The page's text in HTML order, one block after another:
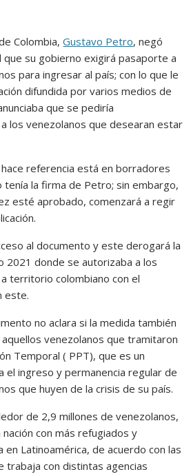
Colombia,Gustavo Petro, negó
su gobierno exigirá pasaporte a
para ingresar al país; con lo que le
difundida por varios medios de
que se pediría
los venezolanos que desearan estar
referencia está en borradores
tenía la firma de Petro; sin embargo,
esté aprobado, comenzará a regir
al documento y este derogará la
2021 donde se autorizaba a los
territorio colombiano con el
este.
no aclara si la medida también
venezolanos que tramitaron
Temporal ( PPT), que es un
el ingreso y permanencia regular de
que huyen de la crisis de su país.
de 2,9 millones de venezolanos,
con más refugiados y
en Latinoamérica, de acuerdo con las
trabaja con distintas agencias